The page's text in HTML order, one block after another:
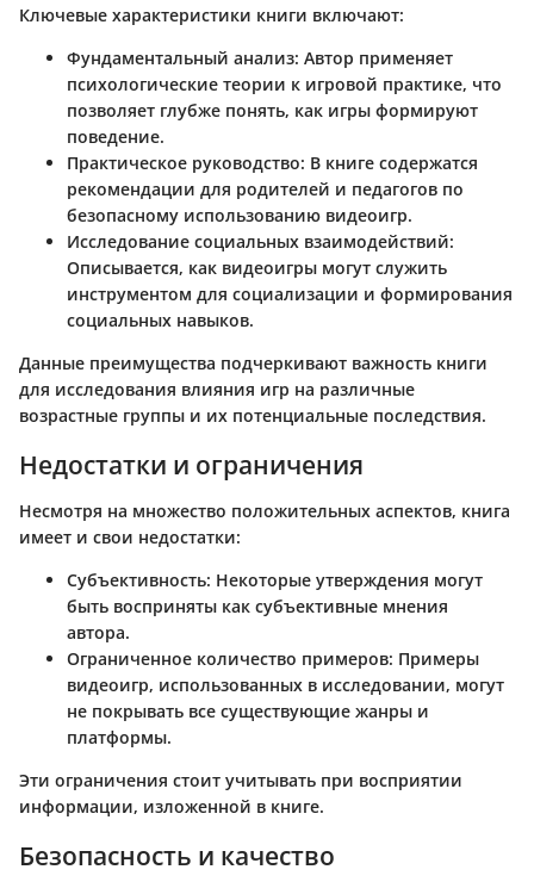
Ключевые характеристики книги включают:
Фундаментальный анализ: Автор применяет
психологические теории к игровой практике, что
позволяет глубже понять, как игры формируют
поведение.
Практическое руководство: В книге содержатся
рекомендации для родителей и педагогов по
безопасному использованию видеоигр.
Исследование социальных взаимодействий:
Описывается, как видеоигры могут служить
инструментом для социализации и формирования
социальных навыков.
Данные преимущества подчеркивают важность книги
для исследования влияния игр на различные
возрастные группы и их потенциальные последствия.
Недостатки и ограничения
Несмотря на множество положительных аспектов, книга
имеет и свои недостатки:
Субъективность: Некоторые утверждения могут
быть восприняты как субъективные мнения
автора.
Ограниченное количество примеров: Примеры
видеоигр, использованных в исследовании, могут
не покрывать все существующие жанры и
платформы.
Эти ограничения стоит учитывать при восприятии
информации, изложенной в книге.
Безопасность и качество